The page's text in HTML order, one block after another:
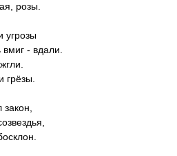
розы.
угрозы
- вдали.
грёзы.